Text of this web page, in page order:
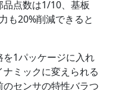
点数は1/10、基板
も20%削減できると
1パッケージに入れ
ミックに変えられる
センサの特性バラつ